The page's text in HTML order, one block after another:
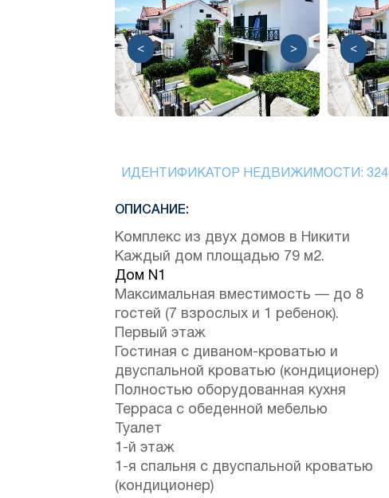
< > <
ИДЕНТИФИКАТОР НЕДВИЖИМОСТИ: 324
ОПИСАНИЕ:
Комплекс из двух домов в Никити
Каждый дом площадью 79 м2.
Дом N1
Максимальная вместимость — до 8
гостей (7 взрослых и 1 ребенок).
Первый этаж
Гостиная с диваном-кроватью и
двуспальной кроватью (кондиционер)
Полностью оборудованная кухня
Терраса с обеденной мебелью
Туалет
1-й этаж
1-я спальня с двуспальной кроватью
(кондиционер)